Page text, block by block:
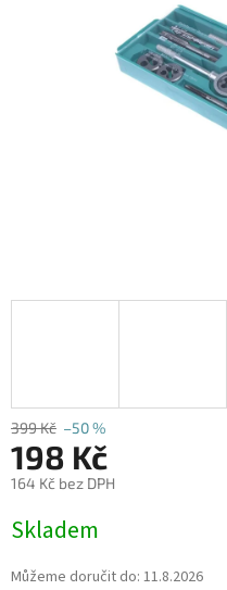
399 Kč –50 %
198 Kč
164 Kč bez DPH
cena:
Skladem
Můžeme doručit do: 11.8.2026